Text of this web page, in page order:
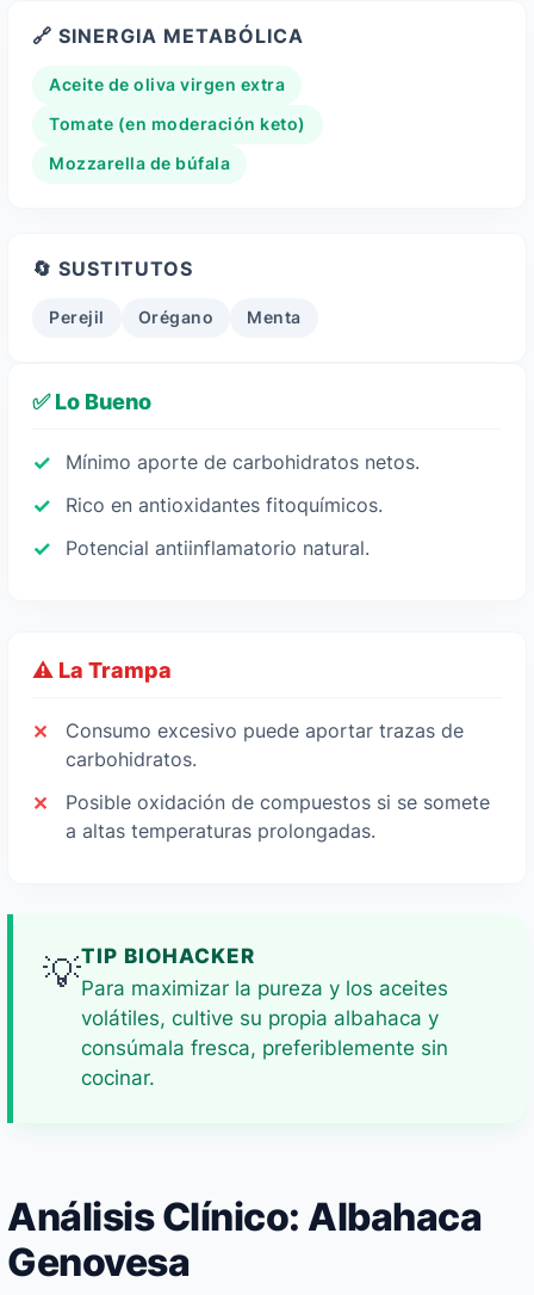
🔗 SINERGIA METABÓLICA
Aceite de oliva virgen extra
Tomate (en moderación keto)
Mozzarella de búfala
🔄 SUSTITUTOS
Perejil Orégano Menta
✅ Lo Bueno
Mínimo aporte de carbohidratos netos.
Rico en antioxidantes fitoquímicos.
Potencial antiinflamatorio natural.
⚠️ La Trampa
Consumo excesivo puede aportar trazas de
carbohidratos.
Posible oxidación de compuestos si se somete
a altas temperaturas prolongadas.
💡TIP BIOHACKER
Para maximizar la pureza y los aceites
volátiles, cultive su propia albahaca y
consúmala fresca, preferiblemente sin
cocinar.
Análisis Clínico: Albahaca
Genovesa